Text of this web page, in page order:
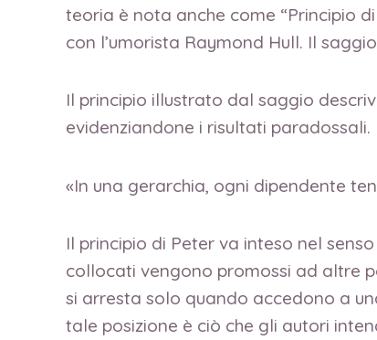
teoria è nota anche come “Principio
con l’umorista Raymond Hull. Il
Il principio illustrato dal saggio
evidenziandone i risultati paradossali.
«In una gerarchia, ogni dipendente
Il principio di Peter va inteso nel
collocati vengono promossi ad altre
si arresta solo quando accedono a
tale posizione è ciò che gli autori